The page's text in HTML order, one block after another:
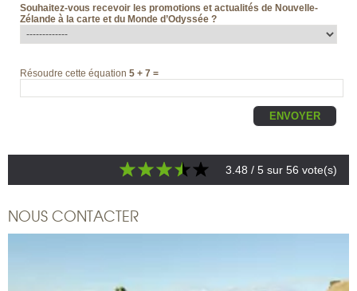
Souhaitez-vous recevoir les promotions et actualités de Nouvelle-
Zélande à la carte et du Monde d’Odyssée ?
Résoudre cette équation 5 + 7 =
3.48 / 5 sur 56 vote(s)
NOUS CONTACTER